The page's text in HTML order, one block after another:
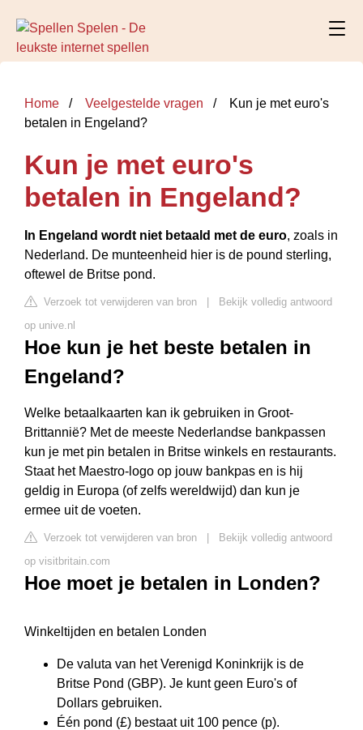
Home Veelgestelde vragen
Kun je met euro's
betalen in Engeland?
Kun je met euro's
betalen in Engeland?
In Engeland wordt niet betaald met de euro, zoals in
Nederland. De munteenheid hier is de pound sterling,
oftewel de Britse pond.
Verzoek tot verwijderen van bron
Bekijk volledig antwoord
op unive.nl
Hoe kun je het beste betalen in
Engeland?
Welke betaalkaarten kan ik gebruiken in Groot-
Brittannië? Met de meeste Nederlandse bankpassen
kun je met pin betalen in Britse winkels en restaurants.
Staat het Maestro-logo op jouw bankpas en is hij
geldig in Europa (of zelfs wereldwijd) dan kun je
ermee uit de voeten.
Verzoek tot verwijderen van bron
Bekijk volledig antwoord
op visitbritain.com
Hoe moet je betalen in Londen?
Winkeltijden en betalen Londen
De valuta van het Verenigd Koninkrijk is de
Britse Pond (GBP). Je kunt geen Euro's of
Dollars gebruiken.
Één pond (£) bestaat uit 100 pence (p).